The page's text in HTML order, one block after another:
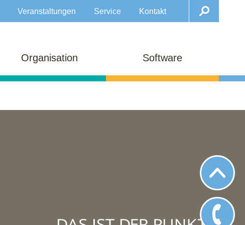
Organisation Software
Veranstaltungen Service Kontakt